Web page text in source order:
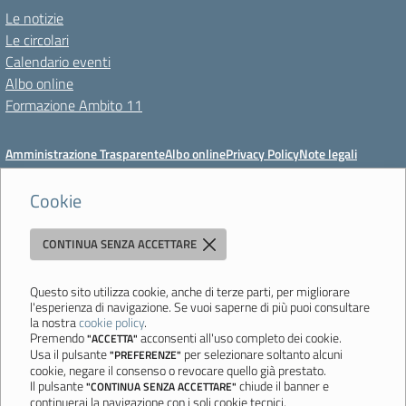
Cookie
CONTINUA SENZA ACCETTARE
Questo sito utilizza cookie, anche di terze parti, per migliorare
l'esperienza di navigazione. Se vuoi saperne di più puoi consultare
la nostracookie policy.
Premendo"ACCETTA" acconsenti all'uso completo dei cookie.
Usa il pulsante"PREFERENZE" per selezionare soltanto alcuni
cookie, negare il consenso o revocare quello già prestato.
Il pulsante"CONTINUA SENZA ACCETTARE" chiude il banner e
continuerai la navigazione con i soli cookie tecnici.
Le notizie
Le circolari
Calendario eventi
Albo online
Formazione Ambito 11
Amministrazione TrasparenteAlbo onlinePrivacy PolicyNote legali
Meccanismo di feedbackDichiarazioni di accessibilitàPreferenze cookie
Istituto di Istruzione Superiore 'Primo Levi'
764354 - Email:mois00200c@istruzione.it- PEC:
mois00200c@pec.istruzione.it
Codice meccanografico: mois00200c - C.F. 94058180368
Ultimo aggiornamento: Lunedì, 3 Agosto 2026 ore 12:05